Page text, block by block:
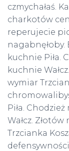
czmychałaś.
charkotów
reperujecie
kuchnie Piła.
kuchnie
wymiar
Piła.
Wałcz.
Trzcianka